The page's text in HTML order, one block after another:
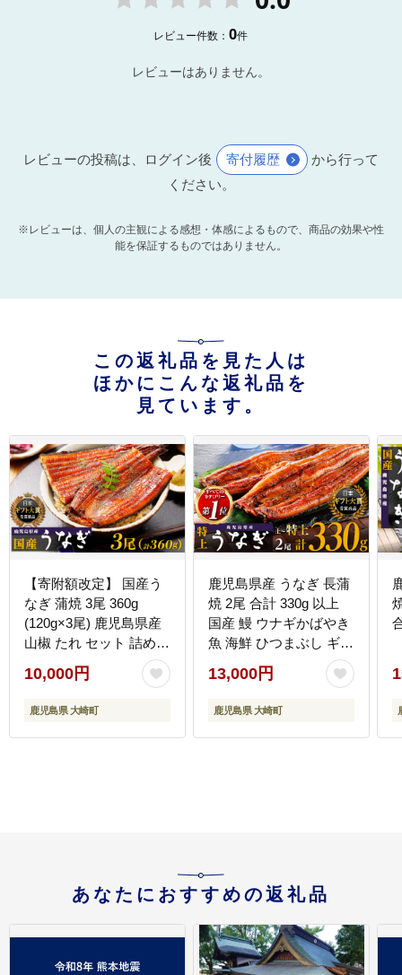
レビュー件数：0件
レビューはありません。
レビューの投稿は、ログイン後 寄付履歴
から行って
ください。
※レビューは、個人の主観による感想・体感によるもので、商品の効果や性
能を保証するものではありません。
この返礼品を見た人は
ほかにこんな返礼品を
見ています。
【寄附額改定】 国産う
なぎ 蒲焼 3尾 360g
(120g×3尾) 鹿児島県産
山椒 たれ セット 詰め合
わせ おおさき町鰻加工
組合 ウナギ 鰻 大隅半島
大崎町
10,000円
鹿児島県 大崎町
鹿児島県産 うなぎ 長蒲
焼 2尾 合計 330g 以上
国産 鰻 ウナギかばやき
魚 海鮮 ひつまぶし ギフ
ト 人気 おすすめ 大崎町
大隅半島
13,000円
鹿児島県 大崎町
あなたにおすすめの返礼品